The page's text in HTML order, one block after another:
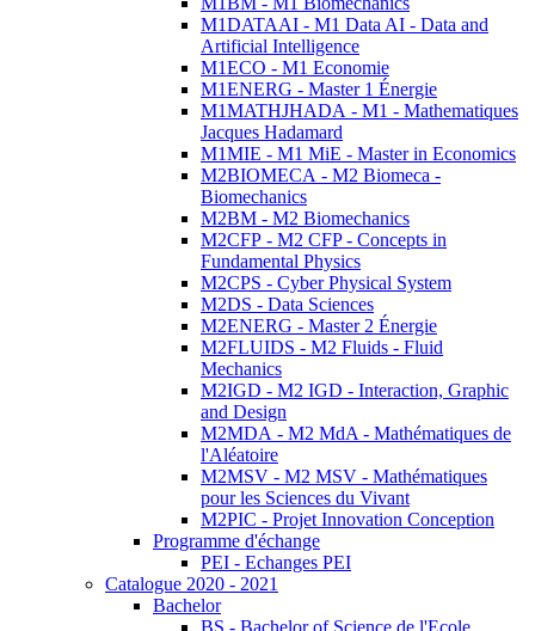
M1DATAAI - M1 Data AI - Data and
Artificial Intelligence
M1ECO - M1 Economie
M1ENERG - Master 1 Énergie
M1MATHJHADA - M1 - Mathematiques
Jacques Hadamard
M1MIE - M1 MiE - Master in Economics
M2BIOMECA - M2 Biomeca -
Biomechanics
M2BM - M2 Biomechanics
M2CFP - M2 CFP - Concepts in
Fundamental Physics
M2CPS - Cyber Physical System
M2DS - Data Sciences
M2ENERG - Master 2 Énergie
M2FLUIDS - M2 Fluids - Fluid
Mechanics
M2IGD - M2 IGD - Interaction, Graphic
and Design
M2MDA - M2 MdA - Mathématiques de
l'Aléatoire
M2MSV - M2 MSV - Mathématiques
pour les Sciences du Vivant
M2PIC - Projet Innovation Conception
Programme d'échange
PEI - Echanges PEI
Catalogue 2020 - 2021
Bachelor
BS - Bachelor of Science de l'Ecole